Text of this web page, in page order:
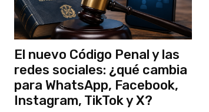
El nuevo Código Penal y las
redes sociales: ¿qué cambia
para WhatsApp, Facebook,
Instagram, TikTok y X?